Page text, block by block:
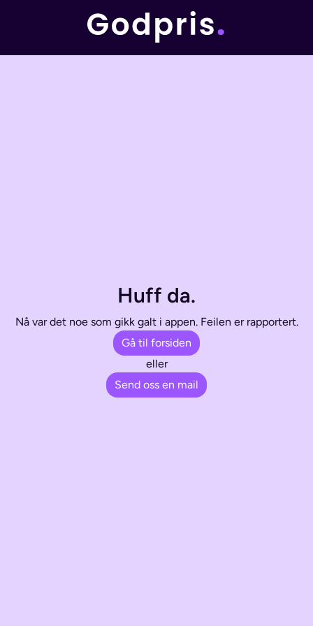
Huff da.
Nå var det noe som gikk galt i appen. Feilen er rapportert.
Gå til forsiden
eller
Send oss en mail